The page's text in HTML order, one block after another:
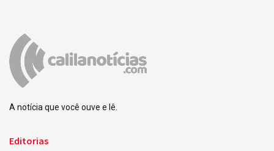
A notícia que você ouve e lê.
Editorias